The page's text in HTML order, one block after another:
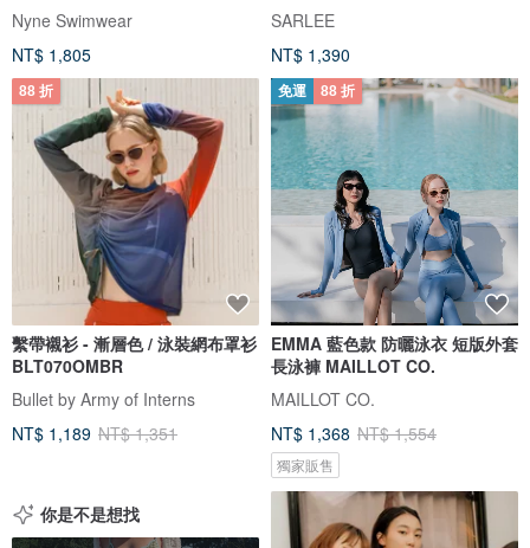
Nyne Swimwear
NT$ 1,805
SARLEE
NT$ 1,390
88 折
繫帶襯衫 - 漸層色 / 泳裝網布罩衫
BLT070OMBR
Bullet by Army of Interns
NT$ 1,189 NT$ 1,351
免運 88 折
EMMA 藍色款 防曬泳衣 短版外套
長泳褲 MAILLOT CO.
MAILLOT CO.
NT$ 1,368 NT$ 1,554
獨家販售
你是不是想找